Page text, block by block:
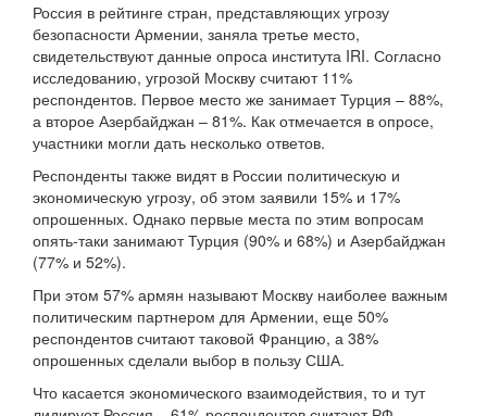
Россия в рейтинге стран, представляющих угрозу
безопасности Армении, заняла третье место,
свидетельствуют данные опроса института IRI. Согласно
исследованию, угрозой Москву считают 11%
респондентов. Первое место же занимает Турция – 88%,
а второе Азербайджан – 81%. Как отмечается в опросе,
участники могли дать несколько ответов.
Респонденты также видят в России политическую и
экономическую угрозу, об этом заявили 15% и 17%
опрошенных. Однако первые места по этим вопросам
опять-таки занимают Турция (90% и 68%) и Азербайджан
(77% и 52%).
При этом 57% армян называют Москву наиболее важным
политическим партнером для Армении, еще 50%
респондентов считают таковой Францию, а 38%
опрошенных сделали выбор в пользу США.
Что касается экономического взаимодействия, то и тут